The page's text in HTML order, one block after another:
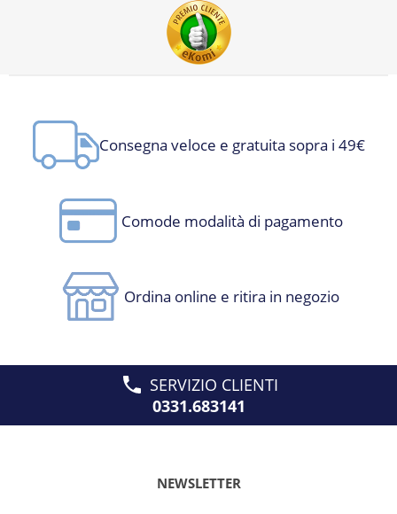
Consegna veloce e gratuita sopra i 49€
Comode modalità di pagamento
Ordina online e ritira in negozio
SERVIZIO CLIENTI
0331.683141
NEWSLETTER